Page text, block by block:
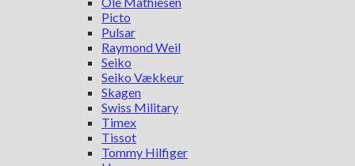
Picto
Pulsar
Raymond Weil
Seiko
Seiko Vækkeur
Skagen
Swiss Military
Timex
Tissot
Tommy Hilfiger